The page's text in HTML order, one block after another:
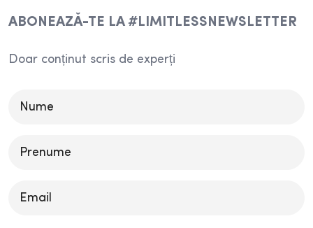
ABONEAZĂ-TE LA #LIMITLESSNEWSLETTER
Doar conținut scris de experți
Please
field